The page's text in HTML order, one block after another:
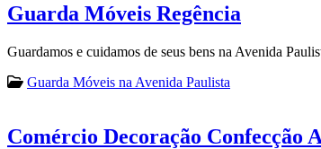
Guarda Móveis Regência
Guardamos e cuidamos de seus bens na Avenida
Guarda Móveis na Avenida Paulista
Comércio Decoração Confecção